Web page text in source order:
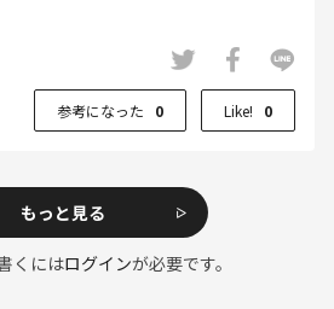
参考になった 0 Like! 0
もっと見る
くにはログインが必要です。